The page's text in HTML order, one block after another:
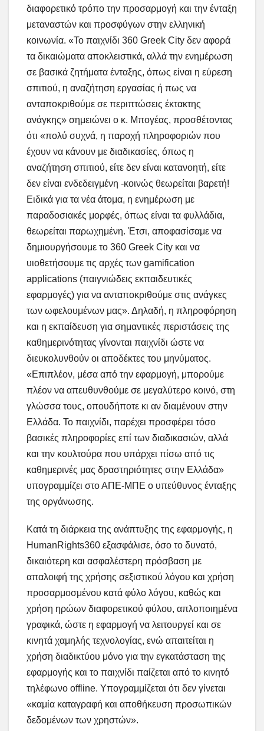
διαφορετικό τρόπο την προσαρμογή και την ένταξη
μεταναστών και προσφύγων στην ελληνική
κοινωνία. «Το παιχνίδι 360 Greek City δεν αφορά
τα δικαιώματα αποκλειστικά, αλλά την ενημέρωση
σε βασικά ζητήματα ένταξης, όπως είναι η εύρεση
σπιτιού, η αναζήτηση εργασίας ή πως να
ανταποκριθούμε σε περιπτώσεις έκτακτης
ανάγκης» σημειώνει ο κ. Μπογέας, προσθέτοντας
ότι «πολύ συχνά, η παροχή πληροφοριών που
έχουν να κάνουν με διαδικασίες, όπως η
αναζήτηση σπιτιού, είτε δεν είναι κατανοητή, είτε
δεν είναι ενδεδειγμένη -κοινώς θεωρείται βαρετή!
Ειδικά για τα νέα άτομα, η ενημέρωση με
παραδοσιακές μορφές, όπως είναι τα φυλλάδια,
θεωρείται παρωχημένη. Έτσι, αποφασίσαμε να
δημιουργήσουμε το 360 Greek City και να
υιοθετήσουμε τις αρχές των gamification
applications (παιγνιώδεις εκπαιδευτικές
εφαρμογές) για να ανταποκριθούμε στις ανάγκες
των ωφελουμένων μας». Δηλαδή, η πληροφόρηση
και η εκπαίδευση για σημαντικές περιστάσεις της
καθημερινότητας γίνονται παιχνίδι ώστε να
διευκολυνθούν οι αποδέκτες του μηνύματος.
«Επιπλέον, μέσα από την εφαρμογή, μπορούμε
πλέον να απευθυνθούμε σε μεγαλύτερο κοινό, στη
γλώσσα τους, οπουδήποτε κι αν διαμένουν στην
Ελλάδα. Το παιχνίδι, παρέχει προσφέρει τόσο
βασικές πληροφορίες επί των διαδικασιών, αλλά
και την κουλτούρα που υπάρχει πίσω από τις
καθημερινές μας δραστηριότητες στην Ελλάδα»
υπογραμμίζει στο ΑΠΕ-ΜΠΕ ο υπεύθυνος ένταξης
της οργάνωσης.
Κατά τη διάρκεια της ανάπτυξης της εφαρμογής, η
HumanRights360 εξασφάλισε, όσο το δυνατό,
δικαιότερη και ασφαλέστερη πρόσβαση με
απαλοιφή της χρήσης σεξιστικού λόγου και χρήση
προσαρμοσμένου κατά φύλο λόγου, καθώς και
χρήση ηρώων διαφορετικού φύλου, απλοποιημένα
γραφικά, ώστε η εφαρμογή να λειτουργεί και σε
κινητά χαμηλής τεχνολογίας, ενώ απαιτείται η
χρήση διαδικτύου μόνο για την εγκατάσταση της
εφαρμογής και το παιχνίδι παίζεται από το κινητό
τηλέφωνο offline. Υπογραμμίζεται ότι δεν γίνεται
«καμία καταγραφή και αποθήκευση προσωπικών
δεδομένων των χρηστών».